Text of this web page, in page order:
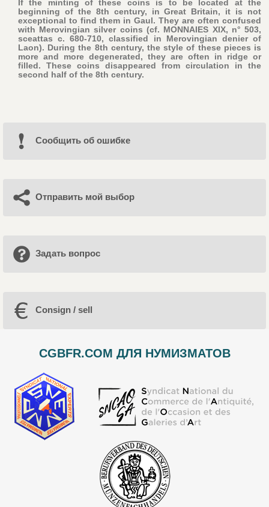
If the minting of these coins is to be located at the
beginning of the 8th century, in Great Britain, it is not
exceptional to find them in Gaul. They are often confused
with Merovingian silver coins (cf. MONNAIES XIX, n° 503,
sceattas c. 680-710, classified in Merovingian denier of
Laon). During the 8th century, the style of these pieces is
more and more degenerated, they are often in ridge or
filled. These coins disappeared from circulation in the
second half of the 8th century.
Cообщить об ошибке
Отправить мой выбор
Задать вопрос
Consign / sell
CGBFR.COM ДЛЯ НУМИЗМАТОВ